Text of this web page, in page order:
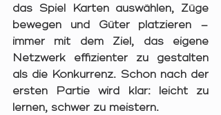
das Spiel Karten auswählen, Züge
bewegen und Güter platzieren –
immer mit dem Ziel, das eigene
Netzwerk effizienter zu gestalten
als die Konkurrenz. Schon nach der
ersten Partie wird klar: leicht zu
lernen, schwer zu meistern.